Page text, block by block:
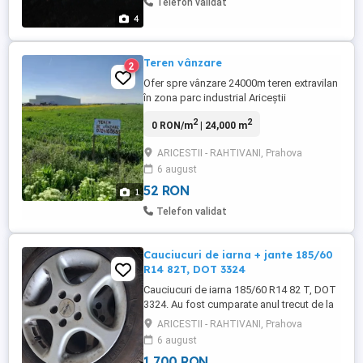
4
Telefon validat
1
2 Teren vânzare
Ofer spre vânzare 24000m teren extravilan
în zona parc industrial Ariceștii
constructii industriale, terenul are
negociabil,pentru mai multe detali
contactați-mă.
0 RON/m2| 24,000 m2
ARICESTII - RAHTIVANI, Prahova
6 august
52 RON
Telefon validat
Cauciucuri de iarna + jante 185/60
R14 82T, DOT 3324
Cauciucuri de iarna 185/60 R14 82 T, DOT
3324. Au fost cumparate anul trecut de la
Ekatrust. 4 sunt cu jante ca in poze si unul
cu janta din tabla
ARICESTII - RAHTIVANI, Prahova
6 august